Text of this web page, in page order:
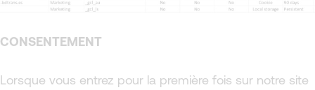
CONSENTEMENT
Lorsque vous entrez pour la première fois sur notre site